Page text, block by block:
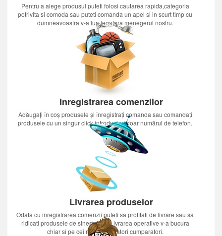
Pentru a alege produsul puteti folosi cautarea rapida,categoria
potrivita si comoda sau puteti comanda un apel si in scurt timp cu
dumneavoastra v-a lua legatura menegerul nostru.
Inregistrarea comenzilor
Adăugați în coș produsele și înregistrați comanda sau comandați
produsele cu un singur click introducînd doar numărul de telefon.
Livrarea produselor
Odata cu inregistrarea comenzii puteti sa profitati de livrare sau sa
ridicati produsele de sinestatator.Livrarea operative v-a bucura
chiar si pe cei mai nerabdatori cumparatori.